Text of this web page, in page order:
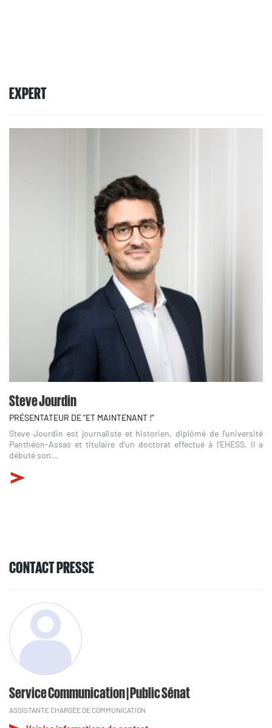
EXPERT
Steve Jourdin
PRÉSENTATEUR DE "ET MAINTENANT !"
Steve Jourdin est journaliste et historien, diplômé de l’université
Panthéon-Assas et titulaire d’un doctorat effectué à l’EHESS. Il a
débuté son...
CONTACT PRESSE
Service Communication | Public Sénat
ASSISTANTE CHARGÉE DE COMMUNICATION